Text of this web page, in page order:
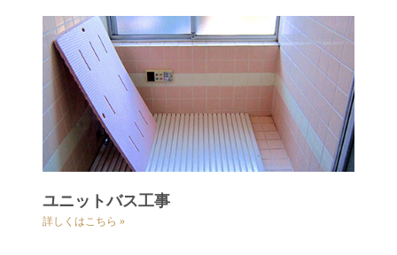
ユニットバス工事
詳しくはこちら »